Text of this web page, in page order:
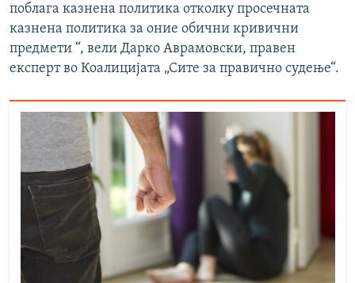
поблага казнена политика отколку просечната
казнена политика за оние обични кривични
предмети “, вели Дарко Аврамовски, правен
експерт во Коалицијата „Сите за правично судење“.